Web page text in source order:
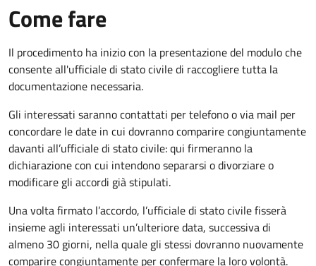
Come fare
Il procedimento ha inizio con la presentazione del modulo che
consente all'ufficiale di stato civile di raccogliere tutta la
documentazione necessaria.
Gli interessati saranno contattati per telefono o via mail per
concordare le date in cui dovranno comparire congiuntamente
davanti all’ufficiale di stato civile: qui firmeranno la
dichiarazione con cui intendono separarsi o divorziare o
modificare gli accordi già stipulati.
Una volta firmato l’accordo, l’ufficiale di stato civile fisserà
insieme agli interessati un’ulteriore data, successiva di
almeno 30 giorni, nella quale gli stessi dovranno nuovamente
comparire congiuntamente per confermare la loro volontà.